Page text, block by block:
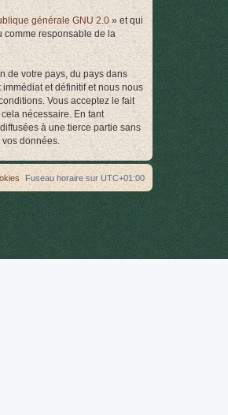
générale GNU 2.0 » et qui
comme responsable de la
de votre pays, du pays dans
et définitif et nous nous
Vous acceptez le fait
nécessaire. En tant
à une tierce partie sans
données.
Fuseau horaire sur UTC+01:00